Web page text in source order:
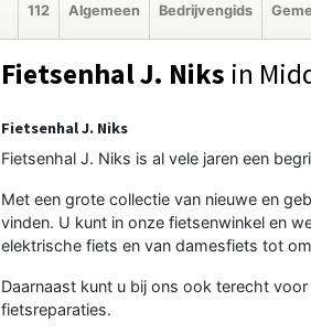
112 Algemeen Bedrijvengids
Fietsenhal J. Niks in
Fietsenhal J. Niks
Fietsenhal J. Niks is al vele jaren een
Met een grote collectie van nieuwe en
vinden. U kunt in onze fietsenwinkel en
elektrische fiets en van damesfiets tot
Daarnaast kunt u bij ons ook terecht
fietsreparaties.